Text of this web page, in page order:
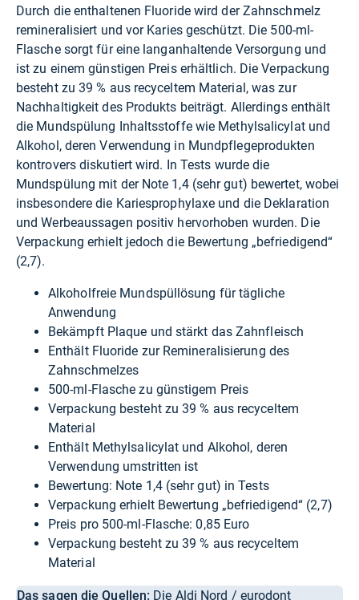
Durch die enthaltenen Fluoride wird der Zahnschmelz
remineralisiert und vor Karies geschützt. Die 500-ml-
Flasche sorgt für eine langanhaltende Versorgung und
ist zu einem günstigen Preis erhältlich. Die Verpackung
besteht zu 39 % aus recyceltem Material, was zur
Nachhaltigkeit des Produkts beiträgt. Allerdings enthält
die Mundspülung Inhaltsstoffe wie Methylsalicylat und
Alkohol, deren Verwendung in Mundpflegeprodukten
kontrovers diskutiert wird. In Tests wurde die
Mundspülung mit der Note 1,4 (sehr gut) bewertet, wobei
insbesondere die Kariesprophylaxe und die Deklaration
und Werbeaussagen positiv hervorhoben wurden. Die
Verpackung erhielt jedoch die Bewertung „befriedigend“
(2,7).
Alkoholfreie Mundspüllösung für tägliche
Anwendung
Bekämpft Plaque und stärkt das Zahnfleisch
Enthält Fluoride zur Remineralisierung des
Zahnschmelzes
500-ml-Flasche zu günstigem Preis
Verpackung besteht zu 39 % aus recyceltem
Material
Enthält Methylsalicylat und Alkohol, deren
Verwendung umstritten ist
Bewertung: Note 1,4 (sehr gut) in Tests
Verpackung erhielt Bewertung „befriedigend“ (2,7)
Preis pro 500-ml-Flasche: 0,85 Euro
Verpackung besteht zu 39 % aus recyceltem
Material
Das sagen die Quellen: Die Aldi Nord / eurodont